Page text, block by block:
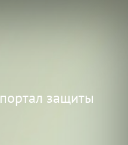
защиты